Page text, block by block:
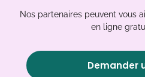
Nos partenaires peuvent vous
en ligne
Demander